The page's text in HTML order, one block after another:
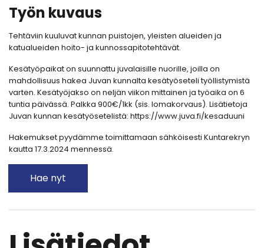
Työn kuvaus
Tehtäviin kuuluvat kunnan puistojen, yleisten alueiden ja
katualueiden hoito- ja kunnossapitotehtävät.
Kesätyöpaikat on suunnattu juvalaisille nuorille, joilla on
mahdollisuus hakea Juvan kunnalta kesätyöseteli työllistymistä
varten. Kesätyöjakso on neljän viikon mittainen ja työaika on 6
tuntia päivässä. Palkka 900€/1kk (sis. lomakorvaus). Lisätietoja
Juvan kunnan kesätyösetelistä: https://www.juva.fi/kesaduuni
Hakemukset pyydämme toimittamaan sähköisesti Kuntarekryn
kautta 17.3.2024 mennessä.
Hae nyt